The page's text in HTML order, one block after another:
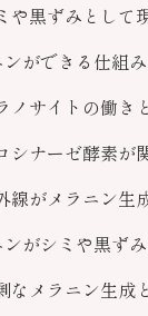
や黒ずみとして
ンができる仕組
ノサイトの働き
シナーゼ酵素が
線がメラニン生
ンがシミや黒ず
なメラニン生成